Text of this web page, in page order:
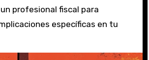
profesional fiscal para
específicas en tu